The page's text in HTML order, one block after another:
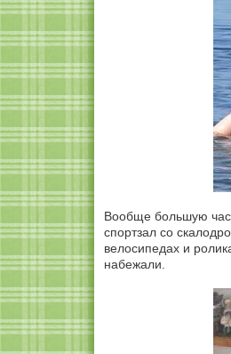
Вообще большую
спортзал со
велосипедах и
набежали.